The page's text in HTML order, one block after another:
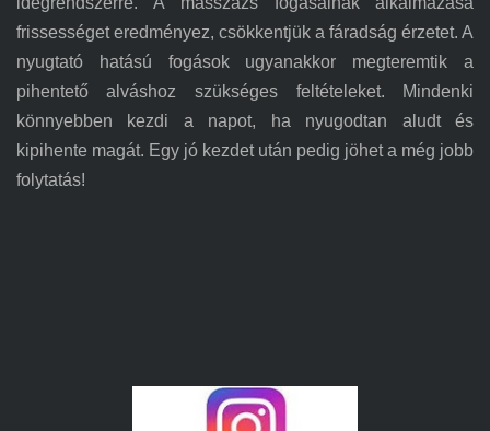
frissességet eredményez, csökkentjük a fáradság érzetet. A
nyugtató hatású fogások ugyanakkor megteremtik a
pihentető alváshoz szükséges feltételeket. Mindenki
könnyebben kezdi a napot, ha nyugodtan aludt és
kipihente magát. Egy jó kezdet után pedig jöhet a még jobb
folytatás!